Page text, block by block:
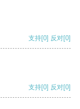
支持[0] 反对[0]
支持[0] 反对[0]